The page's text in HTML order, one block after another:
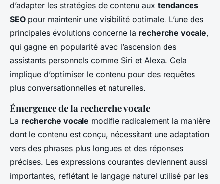
d’adapter les stratégies de contenu aux tendances
SEO pour maintenir une visibilité optimale. L’une des
principales évolutions concerne la recherche vocale,
qui gagne en popularité avec l’ascension des
assistants personnels comme Siri et Alexa. Cela
implique d’optimiser le contenu pour des requêtes
plus conversationnelles et naturelles.
Émergence de la recherche vocale
La recherche vocale modifie radicalement la manière
dont le contenu est conçu, nécessitant une adaptation
vers des phrases plus longues et des réponses
précises. Les expressions courantes deviennent aussi
importantes, reflétant le langage naturel utilisé par les